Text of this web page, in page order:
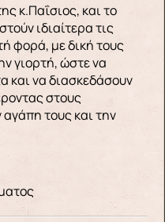
κ.Παΐσιος, και το
ιδιαίτερα τις
φορά, με δική τους
γιορτή, ώστε να
και να διασκεδάσουν
στους
τους και την